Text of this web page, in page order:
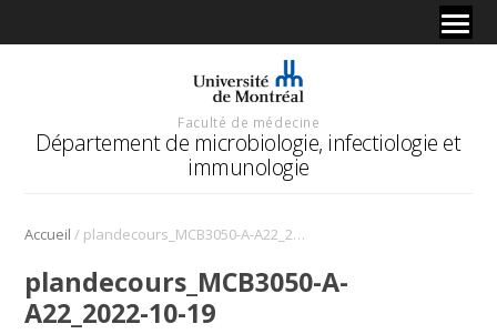
Faculté de médecine
Département de microbiologie, infectiologie et
immunologie
Accueil / plandecours_MCB3050-A-A22_2022-10-19
plandecours_MCB3050-A-
A22_2022-10-19